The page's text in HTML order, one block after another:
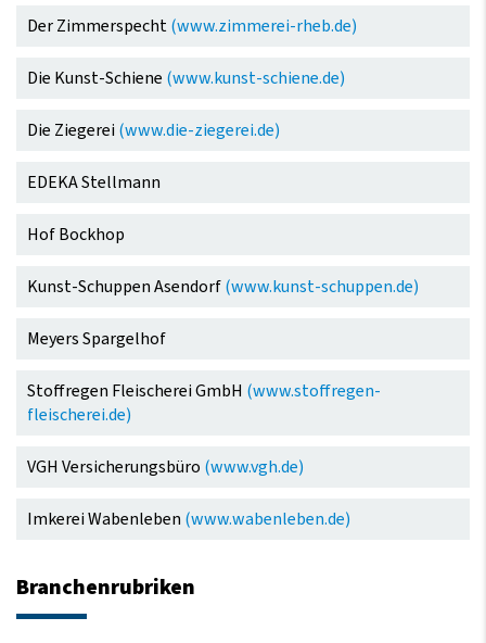
Der Zimmerspecht(www.zimmerei-rheb.de)
Die Kunst-Schiene (www.kunst-schiene.de)
Die Ziegerei (www.die-ziegerei.de)
EDEKA Stellmann
Hof Bockhop
Kunst-Schuppen Asendorf(www.kunst-schuppen.de)
Meyers Spargelhof
Stoffregen Fleischerei GmbH (www.stoffregen-
fleischerei.de)
VGH Versicherungsbüro (www.vgh.de)
Imkerei Wabenleben (www.wabenleben.de)
Branchenrubriken